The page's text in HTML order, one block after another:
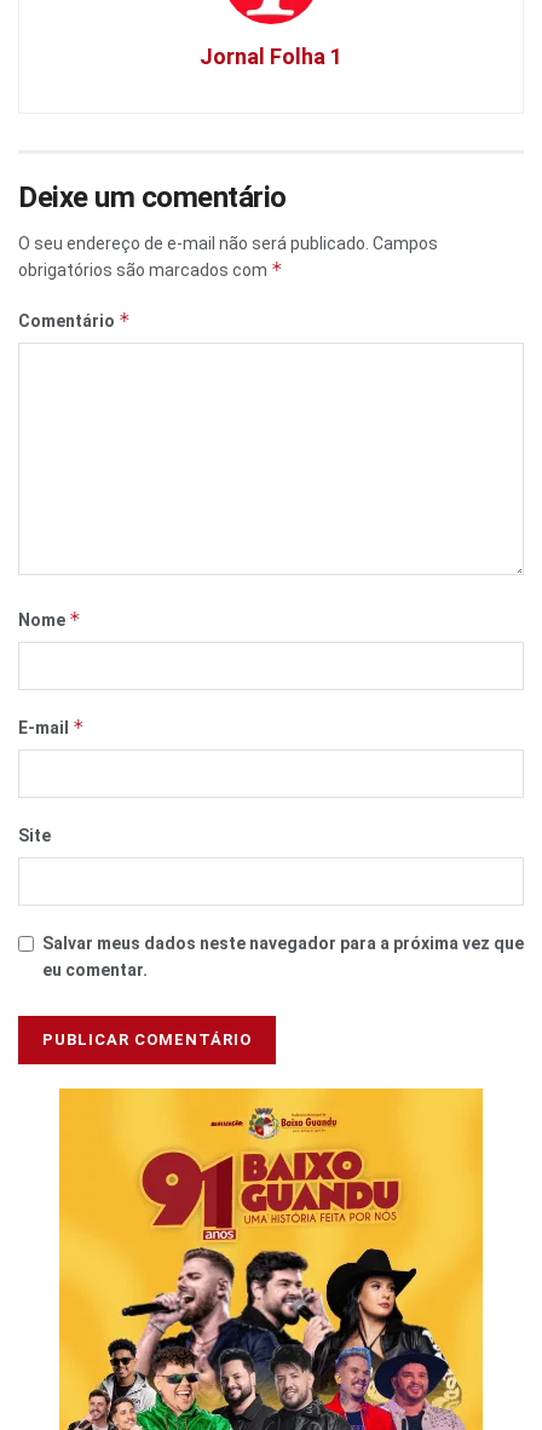
Jornal Folha 1
Deixe um comentário
O seu endereço de e-mail não será publicado. Campos
obrigatórios são marcados com *
Comentário *
Nome *
E-mail *
Site
Salvar meus dados neste navegador para a próxima vez que
eu comentar.